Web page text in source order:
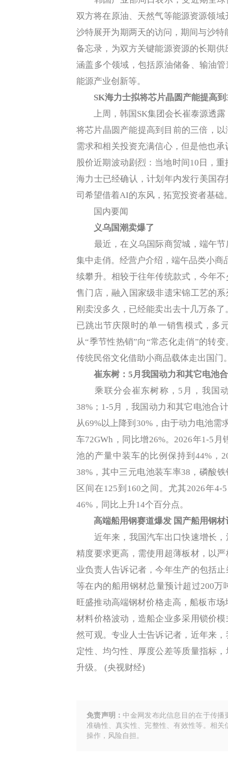
双方将在原油、天然气等能源资源领
沙特展开为期两天的访问，期间与沙
备忘录，为双方关键能源资源的长期
涵盖多个领域，包括原油储备、输油
能源产业创新等。
SK海力士拟将芯片晶圆产能提高到
上周，韩国SK集团会长崔泰源透露
将芯片晶圆产能提高到目前的三倍，
需求和相关投资充满信心，但是他也
股价近期波动剧烈：当地时间10日，
海力士已经确认，计划年内发行美国
司希望借着AI的东风，拓宽投资者基础
国内要闻
义乌国潮卖爆了
最近，在义乌国际商贸城，端午节
集中走俏。经营户介绍，端午品类小
续攀升。相较于往年传统款式，今年
售门店，融入国家级非遗宋锦工艺的
刚卖没多久，已经能卖出去十几万条
已跳出节庆限时的单一销售模式，多
从“季节性热销”向“常态化走俏”的转
传统民俗文化借助小商品载体走出国门
崔东树：5月我国动力和其它电池
乘联分会崔东树称，5月，我国动
38%；1-5月，我国动力和其它电池合
从69%以上降到30%，由于动力电池
车72GWh，同比增26%。2026年1-5
池的产量中装车的比例保持到44%，
38%，其中三元电池装车率38，磷酸
区间在125到160之间。尤其2026年
46%，同比上升14个百分点。
高端船用钢赛道爆发 国产船用钢材
近年来，我国汽车出口快速增长，
精度要求更高，需使用超薄板材，以
业负责人告诉记者，今年生产的包括
等在内的船用钢材总量预计超过200
旺盛推动高端钢材价格走高，船板市
材料价格波动，造船企业多采用锁价
然可观。专业人士告诉记者，近年来
定性、均匀性、厚度公差等质量指标
升级。 (央视财经)
免责声明： 中金网发布此信息目的在于传
准确性、真实性、完整性、有效性等。相
操作，风险自担。